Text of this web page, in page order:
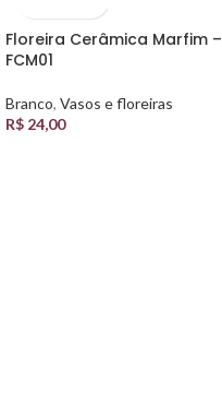
Floreira Cerâmica Marfim –
FCM01
Branco, Vasos e floreiras
R$ 24,00